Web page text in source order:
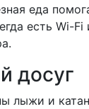
еда
есть Wi-
досуг
лыжи и